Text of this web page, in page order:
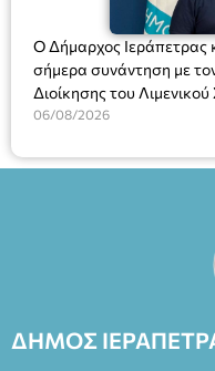
Ο Δήμαρχος Ιεράπετρας
σήμερα συνάντηση με
Διοίκησης του
Ακτοφυλακής (Λ.Σ.-
06/08/2026
ΔΗΜΟΣ